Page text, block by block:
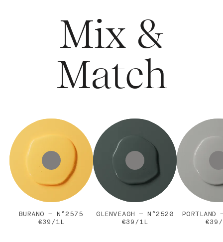
Mix &
Match
BURANO — N°2575
€39/1L
GLENVEAGH — N°2520
€39/1L